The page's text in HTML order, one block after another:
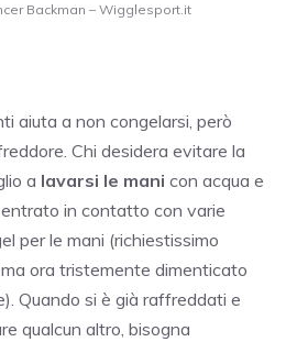
Backman – Wigglesport.it
aiuta a non congelarsi, però
Chi desidera evitare la
a lavarsi le mani con acqua e
in contatto con varie
per le mani (richiestissimo
ora tristemente dimenticato
Quando si è già raffreddati e
qualcun altro, bisogna